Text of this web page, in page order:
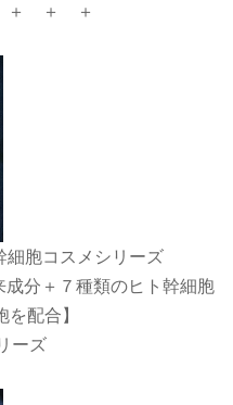
＋ ＋ ＋
細胞コスメシリーズ
成分＋７種類のヒト幹細胞
配合】
ーズ